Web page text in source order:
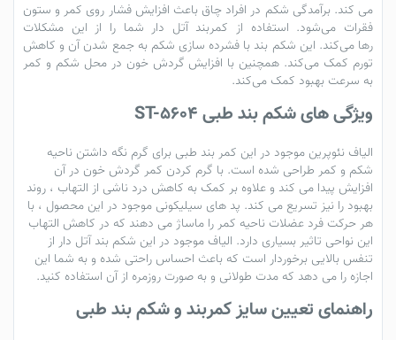
می کند. برآمدگی شکم در افراد چاق باعث افزایش فشار روی کمر و ستون
فقرات می‌شود. استفاده از کمربندآتل دار شما را از این مشکلات
رهامی‌کند. این شکم بند با فشرده سازی شکم به جمع شدن آن و کاهش
تورم کمک می‌کند. همچنین با افزایش گردش خون در محل شکم و کمر
به سرعت بهبود کمک می‌کند.
ویژگی های شکم بند طبی ST-5604
الیاف نئوپرین موجود در این کمر بند طبی برای گرم نگه داشتن ناحیه
شکم و کمر طراحی شده است. با گرم کردن کمر گردش خون در آن
افزایش پیدا می کند و علاوه بر کمک به کاهش درد ناشی از التهاب ، روند
بهبود را نیز تسریع می کند. پد های سیلیکونی موجود در این محصول ، با
هر حرکت فرد عضلات ناحیه کمر را ماساژ می دهند که در کاهش التهاب
این نواحی تاثیر بسیاری دارد. الیاف موجود در این شکم بند آتل دار از
تنفس بالایی برخوردار است که باعث احساس راحتی شده و به شما این
اجازه را می دهد که مدت طولانی و به صورت روزمره از آن استفاده کنید.
راهنمای تعیین سایز کمربند و شکم بند طبی